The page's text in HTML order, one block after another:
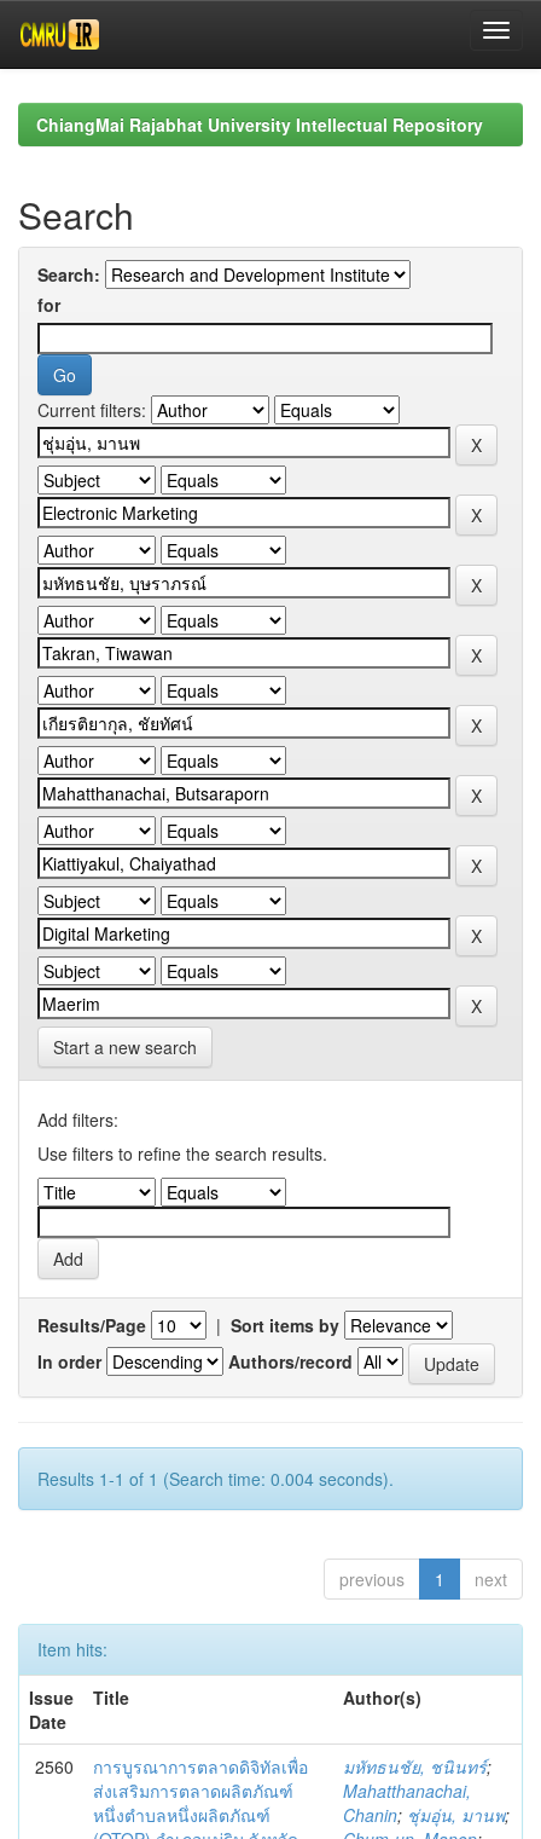
navigationChiangMai Rajabhat University Intellectual Repository
Search
Search:
for
Current filters:
Start a new search
Add filters:
Use filters to refine the search results.
Results/Page | Sort items by
In order
Authors/record
Results 1-1 of 1 (Search time: 0.004 seconds).
previous 1 next
Item hits:
Issue
Date
Title Author(s)
2560
การบูรณาการตลาดดิจิทัลเพื่อ
ส่งเสริมการตลาดผลิตภัณฑ์
หนึ่งตำบลหนึ่งผลิตภัณฑ์
มหัทธนชัย, ชนินทร์;
Mahatthanachai,
Chanin; ชุ่มอุ่น, มานพ;